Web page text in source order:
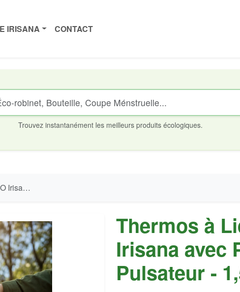
IRISANA CONTACT
Trouvez instantanément les meilleurs produits écologiques.
- 1,5 l.
Thermos à
Irisana avec
Pulsateur -